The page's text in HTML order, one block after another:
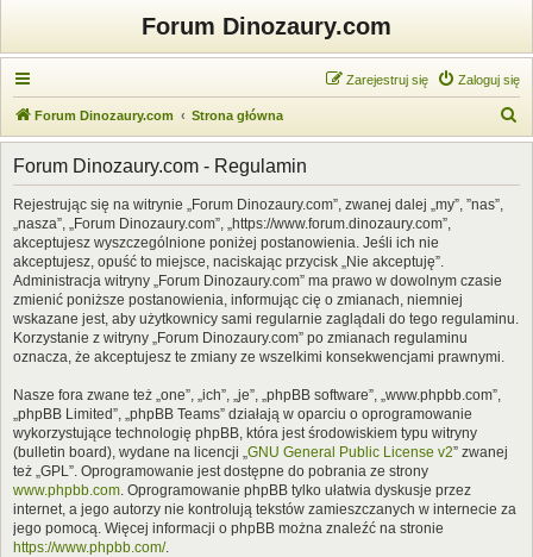
Forum Dinozaury.com
Zaloguj się
Zarejestruj się
Forum Dinozaury.com Strona główna
z
Forum Dinozaury.com - Regulamin
Rejestrując się na witrynie „Forum Dinozaury.com”, zwanej dalej „my”, ”nas”,
„nasza”, „Forum Dinozaury.com”, „https://www.forum.dinozaury.com”,
akceptujesz wyszczególnione poniżej postanowienia. Jeśli ich nie
akceptujesz, opuść to miejsce, naciskając przycisk „Nie akceptuję”.
Administracja witryny „Forum Dinozaury.com” ma prawo w dowolnym czasie
zmienić poniższe postanowienia, informując cię o zmianach, niemniej
wskazane jest, aby użytkownicy sami regularnie zaglądali do tego regulaminu.
Korzystanie z witryny „Forum Dinozaury.com” po zmianach regulaminu
oznacza, że akceptujesz te zmiany ze wszelkimi konsekwencjami prawnymi.
Nasze fora zwane też „one”, „ich”, „je”, „phpBB software”, „www.phpbb.com”,
„phpBB Limited”, „phpBB Teams” działają w oparciu o oprogramowanie
wykorzystujące technologię phpBB, która jest środowiskiem typu witryny
(bulletin board), wydane na licencji „GNU General Public License v2” zwanej
też „GPL”. Oprogramowanie jest dostępne do pobrania ze strony
www.phpbb.com. Oprogramowanie phpBB tylko ułatwia dyskusje przez
internet, a jego autorzy nie kontrolują tekstów zamieszczanych w internecie za
jego pomocą. Więcej informacji o phpBB można znaleźć na stronie
https://www.phpbb.com/.